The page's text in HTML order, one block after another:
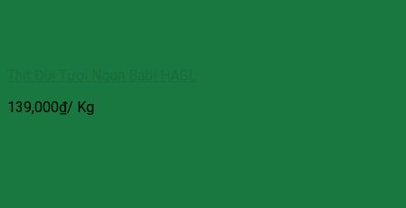
139,000₫/ Kg